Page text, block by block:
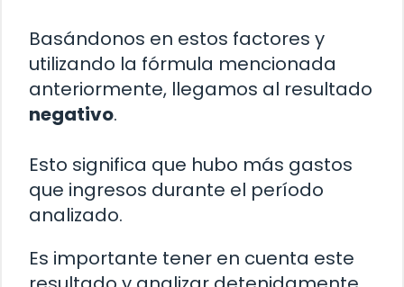
Basándonos en estos factores y
utilizando la fórmula mencionada
anteriormente, llegamos al resultado
negativo.
Esto significa que hubo más gastos
que ingresos durante el período
analizado.
Es importante tener en cuenta este